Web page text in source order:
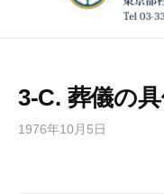
3-C. 葬儀の
1976年10月5日